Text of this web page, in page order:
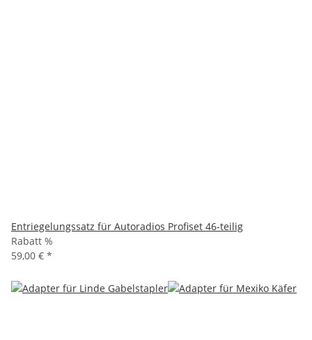
Entriegelungssatz für Autoradios Profiset 46-teilig
Rabatt %
59,00 € *